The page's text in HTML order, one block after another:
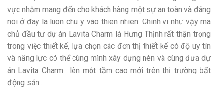
vực nhằm mang đến cho khách hàng một sự an toàn và đáng
nói ở đây là luôn chú ý vào thien nhiên. Chính vì như vậy mà
chủ đầu tư dự án Lavita Charm là Hưng Thịnh rất thận trọng
trong việc thiết kế, lựa chọn các đơn thị thiết kế có độ uy tín
và năng lực có thể cùng mình xây dựng nên và cùng đưa dự
án Lavita Charm lên một tầm cao mới trên thị trường bất
động sản .